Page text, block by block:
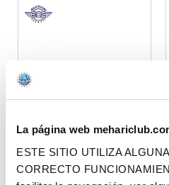
La página web
ESTE SITIO UTILIZA
CORRECTO
POMO DE CAMBIO - ALUMINIO
PULIDO